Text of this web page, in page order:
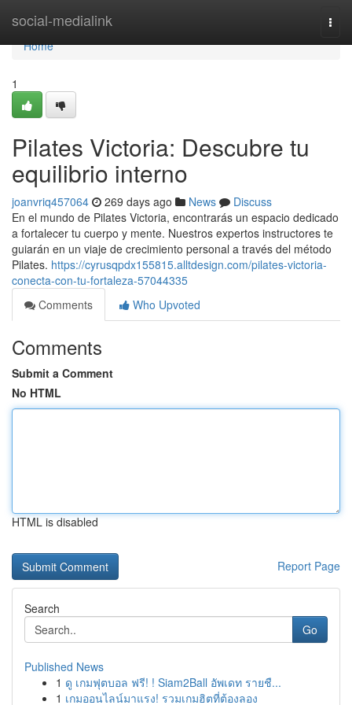
social-medialink
Home
Home
1
Pilates Victoria: Descubre tu
equilibrio interno
joanvriq457064 269 days ago News
Discuss
En el mundo de Pilates Victoria, encontrarás un espacio dedicado
a fortalecer tu cuerpo y mente. Nuestros expertos instructores te
guiarán en un viaje de crecimiento personal a través del método
Pilates. https://cyrusqpdx155815.alltdesign.com/pilates-victoria-
conecta-con-tu-fortaleza-57044335
Comments
Who Upvoted
Comments
Submit a Comment
No HTML
HTML is disabled
Report Page
Search
Go
Published News
1 ดู เกมฟุตบอล ฟรี! ! Siam2Ball อัพเดท รายชื...
1 เกมออนไลน์มาแรง! รวมเกมฮิตที่ต้องลอง